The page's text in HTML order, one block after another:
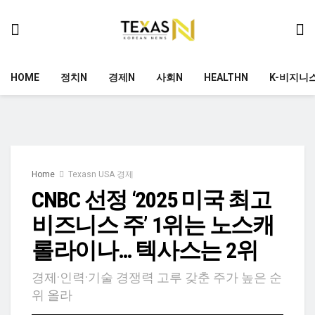
HOME 정치N 경제N 사회N HEALTHN K-비지니
Home Texasn USA 경제
CNBC 선정 ‘2025 미국 최고
비즈니스 주’ 1위는 노스캐
롤라이나… 텍사스는 2위
경제·인력·기술 경쟁력 고루 갖춘 주가 높은 순
위 올라